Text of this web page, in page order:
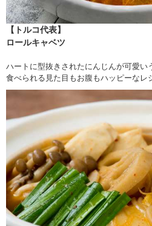
【トルコ代表】
ロールキャベツ
ハートに型抜きされたにんじんが可愛い
食べられる見た目もお腹もハッピーなレ